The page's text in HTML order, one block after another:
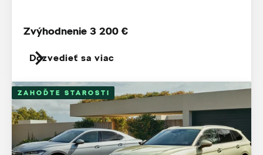
Dozvedieť sa viac
Zvýhodnenie 3 200 €
ZAHOĎTE STAROSTI